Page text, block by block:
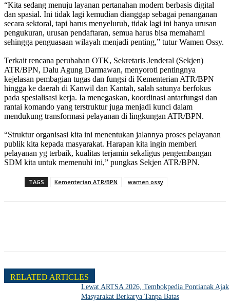
“Kita sedang menuju layanan pertanahan modern berbasis digital
dan spasial. Ini tidak lagi kemudian dianggap sebagai penanganan
secara sektoral, tapi harus menyeluruh, tidak lagi ini hanya urusan
pengukuran, urusan pendaftaran, semua harus bisa memahami
sehingga penguasaan wilayah menjadi penting,” tutur Wamen Ossy.
Terkait rencana perubahan OTK, Sekretaris Jenderal (Sekjen)
ATR/BPN, Dalu Agung Darmawan, menyoroti pentingnya
kejelasan pembagian tugas dan fungsi di Kementerian ATR/BPN
hingga ke daerah di Kanwil dan Kantah, salah satunya berfokus
pada spesialisasi kerja. Ia menegaskan, koordinasi antarfungsi dan
rantai komando yang terstruktur juga menjadi kunci dalam
mendukung transformasi pelayanan di lingkungan ATR/BPN.
“Struktur organisasi kita ini menentukan jalannya proses pelayanan
publik kita kepada masyarakat. Harapan kita ingin memberi
pelayanan yg terbaik, kualitas terjamin sekaligus pengembangan
SDM kita untuk memenuhi ini,” pungkas Sekjen ATR/BPN.
TAGS Kementerian ATR/BPN wamen ossy
RELATED ARTICLES
Lewat ARTSA 2026, Tembokpedia Pontianak Ajak
Masyarakat Berkarya Tanpa Batas